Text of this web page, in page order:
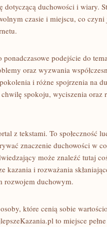
dotyczącą duchowości i wiary.
czasie i miejscu, co
ponadczasowe podejście do
oraz wyzwania
i różne spojrzenia na
spokoju, wyciszenia oraz
z tekstami. To społeczność
znaczenie duchowości w
może znaleźć tutaj
kazania i rozważania
rozwojem duchowym.
które cenią sobie
to miejsce